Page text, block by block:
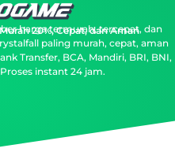
20%, Cepat, dan Aman
harga termurah, tercepat, dan
paling murah, cepat, aman
Transfer, BCA, Mandiri, BRI, BNI,
instant 24 jam.